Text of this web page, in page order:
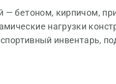
— бетоном, кирпичом,
нагрузки
инвентарь,